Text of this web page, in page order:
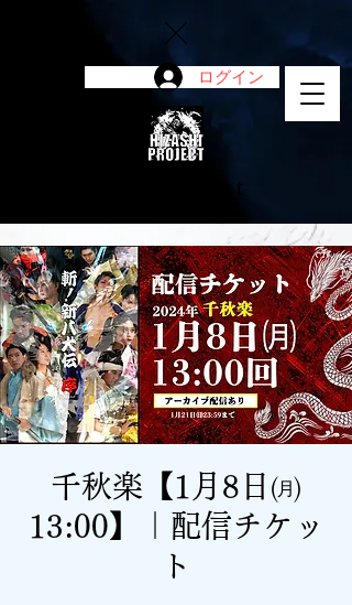
ログイン
陽project
千秋楽【1月8日㈪
13:00】｜配信チケッ
ト